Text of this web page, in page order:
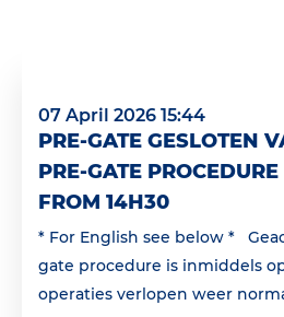
07 April 2026 15:44
PRE-GATE GESLOTEN
PRE-GATE
FROM 14H30
* For English see below *
gate procedure is inmiddels
operaties verlopen weer